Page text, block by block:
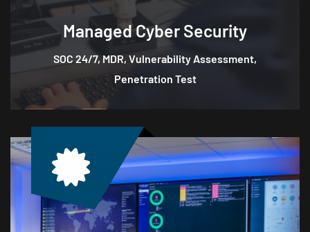
ManagedCyber Security
SOC 24/7, MDR, Vulnerability Assessment,
Penetration Test